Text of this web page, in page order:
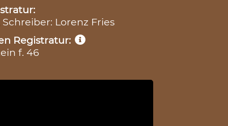
Schreiber: Lorenz Fries
Registratur:
f. 46